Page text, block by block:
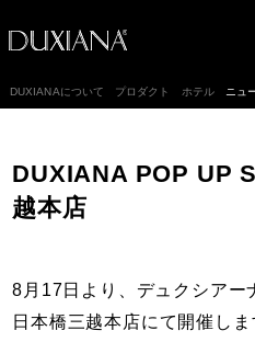
DUXIANAについて プロダクト ホテル ニュ
DUXIANA POP UP
越本店
8月17日より、デュクシアー
日本橋三越本店にて開催し